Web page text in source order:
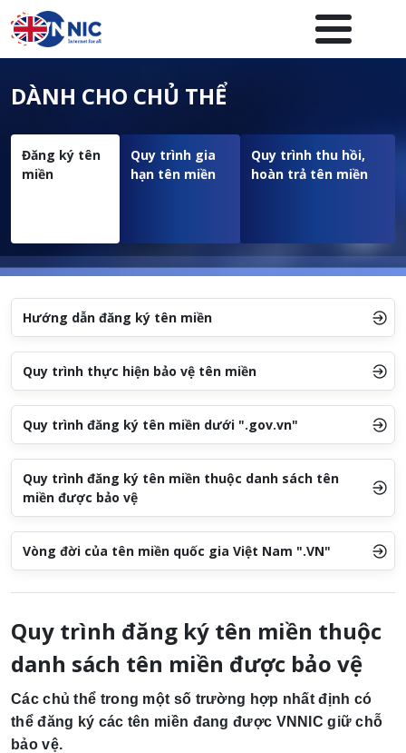
Nhảy đến nội dung
Menuheader của website
DÀNH CHO CHỦ THỂ
Đăng ký tên
miền
Quy trình gia
hạn tên miền
Quy trình thu hồi,
hoàn trả tên miền
Hướng dẫn đăng ký tên miền
Quy trình thực hiện bảo vệ tên miền
Quy trình đăng ký tên miền dưới ".gov.vn"
Quy trình đăng ký tên miền thuộc danh sách tên
miền được bảo vệ
Vòng đời của tên miền quốc gia Việt Nam ".VN"
Quy trình đăng ký tên miền thuộc
danh sách tên miền được bảo vệ
Các chủ thể trong một số trường hợp nhất định có
thể đăng ký các tên miền đang được VNNIC giữ chỗ
bảo vệ.